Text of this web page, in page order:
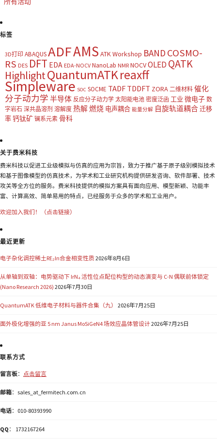
标签
3D打印 ABAQUSADFAMS ATK Workshop BAND COSMO-
RS DES DFT EDA EDA-NOCV NanoLab NMR NOCVOLED QATK
HighlightQuantumATKreaxff
Simpleware SOC SOCME TADF TDDFT ZORA 二维材料 催化
分子动力学 半导体 反应分子动力学 太阳能电池 密度泛函 工业 微电子 数
字岩石 深共晶溶剂 溶解度 热解燃烧 电声耦合 能量分解 自旋轨道耦合迁移
率钙钛矿 镧系元素 骨科
关于费米科技
费米科技以促进工业级模拟与仿真的应用为宗旨，致力于推广基于原子级别模拟技术
和基于图像模型的仿真技术，为学术和工业研究机构提供研发咨询、软件部署、技术
攻关等全方位的服务。费米科技提供的模拟方案具有面向应用、模型新颖、功能丰
富、计算高效、简单易用的特点，已经服务于众多的学术和工业用户。
欢迎加入我们！（点击链接）
最近更新
电子杂化调控稀土RE₂In合金相变性质2026年8月6日
从单轴到双轴：电势驱动下 IrN₄ 活性位点配位构型的动态演变与 C-N 偶联前体锁定
(Nano Research 2026) 2026年7月30日
QuantumATK 低维电子材料与器件合集（九） 2026年7月25日
面外极化增强的亚 5 nm Janus MoSiGeN4 场效应晶体管设计2026年7月25日
联系方式
留言板： 点击留言
邮箱：sales_at_fermitech.com.cn
电话：010-80393990
QQ ： 1732167264